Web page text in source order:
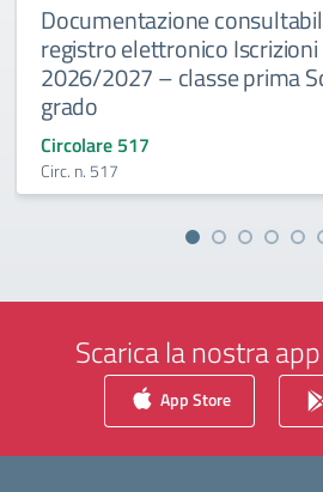
Documentazione
registro elettronico Iscrizioni
2026/2027 – classe prima
grado
Circolare 517
Circ. n. 517
Scarica la nostra
App Store